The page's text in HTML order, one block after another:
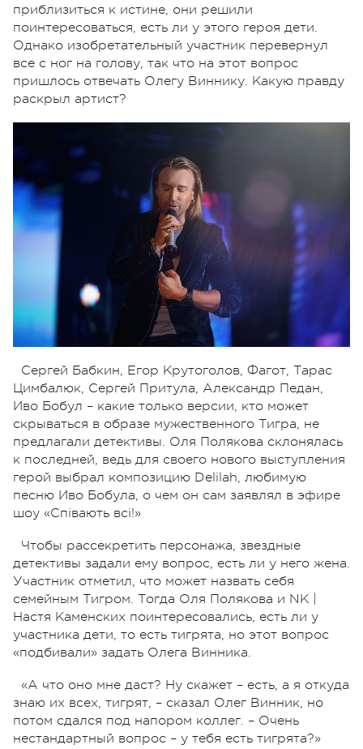
приблизиться к истине, они решили
поинтересоваться, есть ли у этого героя дети.
Однако изобретательный участник перевернул
все с ног на голову, так что на этот вопрос
пришлось отвечать Олегу Виннику. Какую правду
раскрыл артист?
Сергей Бабкин, Егор Крутоголов, Фагот, Тарас
Цимбалюк, Сергей Притула, Александр Педан,
Иво Бобул – какие только версии, кто может
скрываться в образе мужественного Тигра, не
предлагали детективы. Оля Полякова склонялась
к последней, ведь для своего нового выступления
герой выбрал композицию Delilah, любимую
песню Иво Бобула, о чем он сам заявлял в эфире
шоу «Співають всі!»
Чтобы рассекретить персонажа, звездные
детективы задали ему вопрос, есть ли у него жена.
Участник отметил, что может назвать себя
семейным Тигром. Тогда Оля Полякова и NK |
Настя Каменских поинтересовались, есть ли у
участника дети, то есть тигрята, но этот вопрос
«подбивали» задать Олега Винника.
«А что оно мне даст? Ну скажет – есть, а я откуда
знаю их всех, тигрят, – сказал Олег Винник, но
потом сдался под напором коллег. – Очень
нестандартный вопрос – у тебя есть тигрята?»